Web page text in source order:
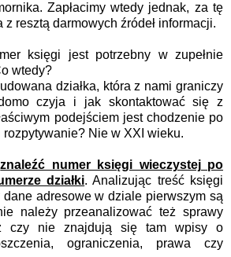
Zapłacimy wtedy jednak, za tę
z resztą darmowych źródeł informacji.
księgi jest potrzebny w zupełnie
wtedy?
działka, która z nami graniczy
czyja i jak skontaktować się z
podejściem jest chodzenie po
Nie w XXI wieku.
znaleźć numer księgi wieczystej po
działki. Analizując treść księgi
adresowe w dziale pierwszym są
należy przeanalizować też sprawy
czy nie znajdują się tam wpisy o
ograniczenia, prawa czy